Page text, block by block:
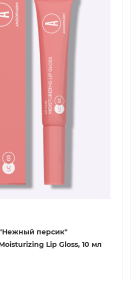
"Нежный персик"
Lip Gloss, 10 мл